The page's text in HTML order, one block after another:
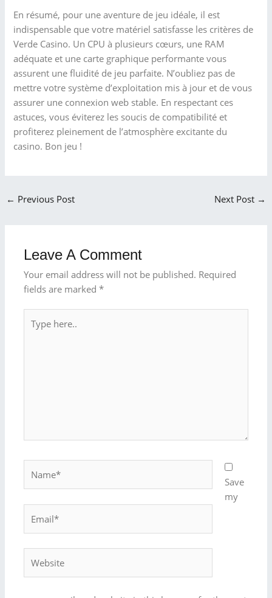
En résumé, pour une aventure de jeu idéale, il est
indispensable que votre matériel satisfasse les critères de
Verde Casino. Un CPU à plusieurs cœurs, une RAM
adéquate et une carte graphique performante vous
assurent une fluidité de jeu parfaite. N’oubliez pas de
mettre votre système d’exploitation mis à jour et de vous
assurer une connexion web stable. En respectant ces
astuces, vous éviterez les soucis de compatibilité et
profiterez pleinement de l’atmosphère excitante du
casino. Bon jeu !
← Previous Post Next Post →
Leave A Comment
Your email address will not be published. Required
fields are marked*
here..
Save
my